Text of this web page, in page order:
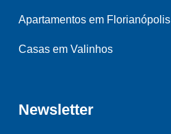
Apartamentos em Florianópolis
Casas em Valinhos
Newsletter